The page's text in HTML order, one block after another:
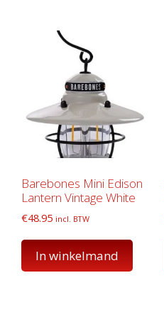
Barebones Mini Edison
Lantern Vintage White
€48.95 incl. BTW
In winkelmand